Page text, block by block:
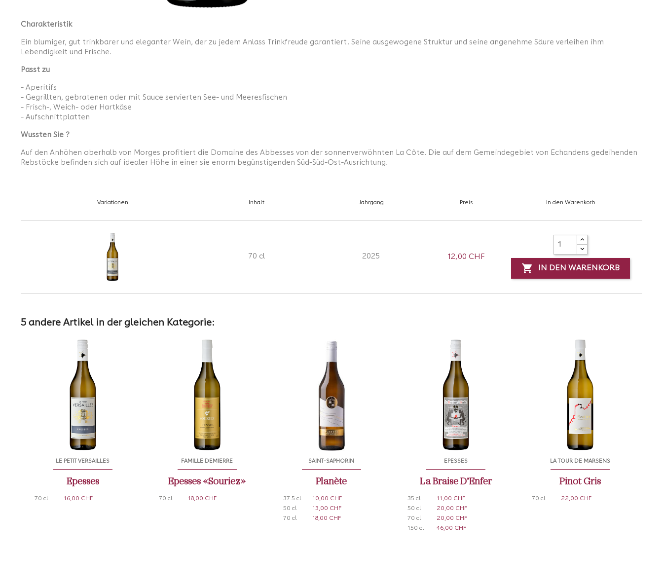
Charakteristik
Ein blumiger, gut trinkbarer und eleganter Wein, der zu jedem Anlass Trinkfreude garantiert. Seine ausgewogene Struktur und seine angenehme Säure verleihen ihm
Lebendigkeit und Frische.
Passt zu
- Aperitifs
- Gegrillten, gebratenen oder mit Sauce servierten See- und Meeresfischen
- Frisch-, Weich- oder Hartkäse
- Aufschnittplatten
Wussten Sie ?
Auf den Anhöhen oberhalb von Morges profitiert die Domaine des Abbesses von der sonnenverwöhnten La Côte. Die auf dem Gemeindegebiet von Echandens gedeihenden
Rebstöcke befinden sich auf idealer Höhe in einer sie enorm begünstigenden Süd-Süd-Ost-Ausrichtung.
Variationen Inhalt Jahrgang Preis In den Warenkorb
70 cl 2025 12,00 CHF
 IN DEN WARENKORB
5 andere Artikel in der gleichen Kategorie:
LE PETIT VERSAILLES
Epesses
70 cl 16,00 CHF
FAMILLE DEMIERRE
Epesses «Souriez»
70 cl 18,00 CHF
SAINT-SAPHORIN
Planète
37.5 cl
10,00 CHF
50 cl
13,00 CHF
70 cl
18,00 CHF
EPESSES
La Braise D’Enfer
35 cl
11,00 CHF
50 cl
20,00 CHF
70 cl
20,00 CHF
150 cl
46,00 CHF
LA TOUR DE MARSENS
Pinot Gris
70 cl 22,00 CHF